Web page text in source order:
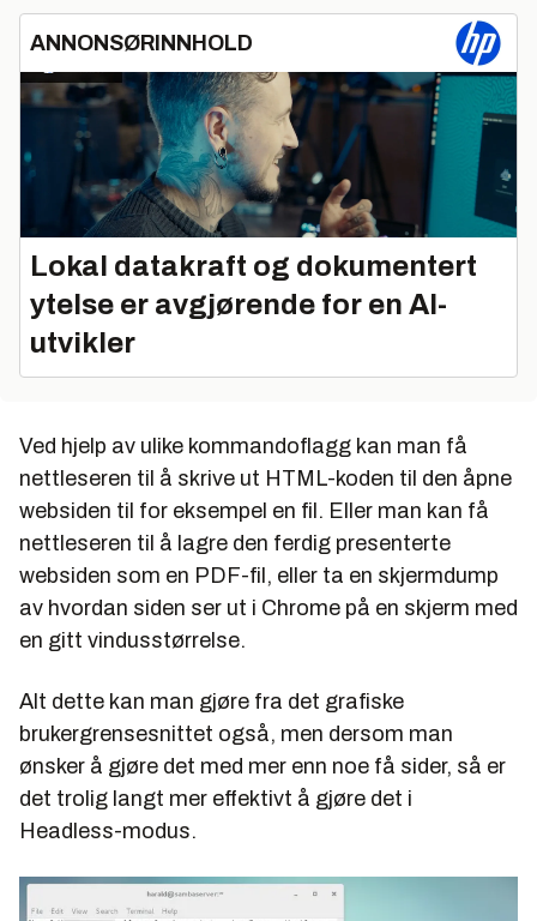
ANNONSØRINNHOLD
Lokal datakraft og dokumentert
ytelse er avgjørende for en AI-
utvikler
Ved hjelp av ulike kommandoflagg kan man få
nettleseren til å skrive ut HTML-koden til den åpne
websiden til for eksempel en fil. Eller man kan få
nettleseren til å lagre den ferdig presenterte
websiden som en PDF-fil, eller ta en skjermdump
av hvordan siden ser ut i Chrome på en skjerm med
en gitt vindusstørrelse.
Alt dette kan man gjøre fra det grafiske
brukergrensesnittet også, men dersom man
ønsker å gjøre det med mer enn noe få sider, så er
det trolig langt mer effektivt å gjøre det i
Headless-modus.